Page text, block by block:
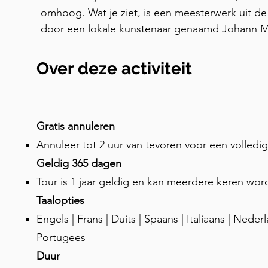
omhoog. Wat je ziet, is een meesterwerk uit
door een lokale kunstenaar genaamd Johann
ging, had het gebouw een interessante
en ambitieuze hertog van Stiermarken, hertog
landhuis beheerd door een lokale beheerder
kreeg van de jonge twintigjarige hertog.
hertog van Stiermarken een soeverein heerser
dus gaf hij opdracht tot de bouw van een
Telkens wanneer de hertog in Graz het hof
verantwoordelijk voor het oprichten van de
prestigieuze dienst verleende Rudolf de
permanente belastingvrijstelling. Hier gaven de
of eigendommen aan hun onderdanen. Het
Over deze activiteit
Gratis annuleren
Annuleer tot 2 uur van tevoren voor een
Geldig 365 dagen
Tour is 1 jaar geldig en kan meerdere keren
Taalopties
Engels | Frans | Duits | Spaans | Italiaans |
Portugees
Duur